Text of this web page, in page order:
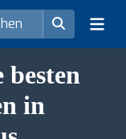
besten
in